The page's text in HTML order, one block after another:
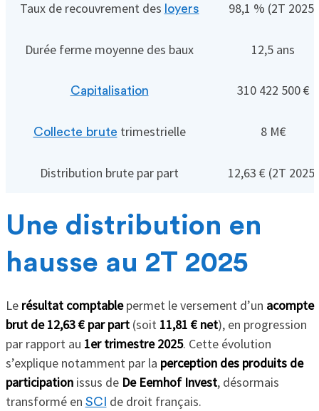
Taux de recouvrement des loyers 98,1 % (2T 2025)
Durée ferme moyenne des baux 12,5 ans
Capitalisation 310 422 500 €
Collecte brute trimestrielle 8 M€
Distribution brute par part 12,63 € (2T 2025)
Une distribution en
hausse au 2T 2025
Le résultat comptablepermet le versement d’un acompte
brut de 12,63 € par part(soit 11,81 € net), en progression
par rapport au 1er trimestre 2025. Cette évolution
s’explique notamment par la perception des produits de
participationissus de De Eemhof Invest, désormais
transformé en SCI de droit français.